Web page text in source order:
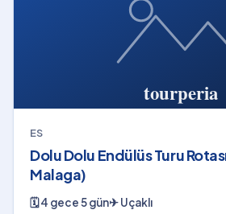
ES
Dolu Dolu Endülüs Turu
Malaga)
🗓4 gece 5 gün✈Uçaklı